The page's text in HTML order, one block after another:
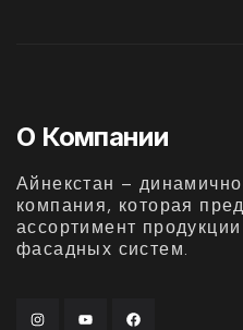
О Компании
Айнекстан –
компания, которая
ассортимент
фасадных систем.